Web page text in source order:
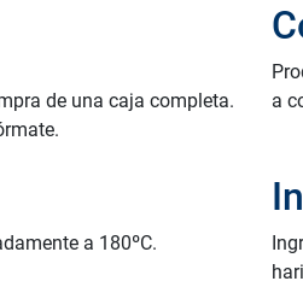
de una caja completa.
a
a 180ºC.